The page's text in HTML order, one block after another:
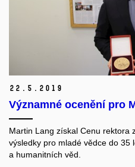
22. 5. 2019
Významné ocenění pro
Martin Lang získal Cenu rektora
výsledky pro mladé vědce do 35
a humanitních věd.